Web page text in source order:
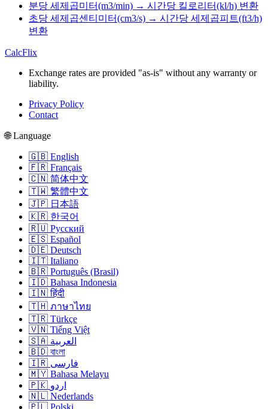
분당 세제곱미터(m3/min) → 시간당 킬로리터(kl/h) 변환
초당 세제곱센티미터(cm3/s) → 시간당 세제곱피트(ft3/h)
변환
CalcFlix
Exchange rates are provided "as-is" without any warranty or
liability.
Privacy Policy
Contact
🌐 Language
🇬🇧 English
🇫🇷 Français
🇨🇳 简体中文
🇹🇼 繁體中文
🇯🇵 日本語
🇰🇷 한국어
🇷🇺 Русский
🇪🇸 Español
🇩🇪 Deutsch
🇮🇹 Italiano
🇧🇷 Português (Brasil)
🇮🇩 Bahasa Indonesia
🇮🇳 हिंदी
🇹🇭 ภาษาไทย
🇹🇷 Türkçe
🇻🇳 Tiếng Việt
🇸🇦 العربية
🇧🇩 বাংলা
🇮🇷 فارسی
🇲🇾 Bahasa Melayu
🇵🇰 اردو
🇳🇱 Nederlands